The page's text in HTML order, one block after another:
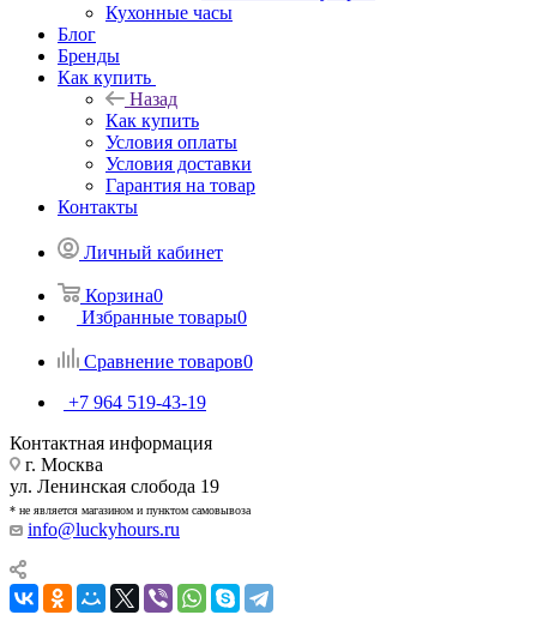
Кухонные часы
Блог
Бренды
Как купить
Назад
Как купить
Условия оплаты
Условия доставки
Гарантия на товар
Контакты
Личный кабинет
Корзина0
Избранные товары0
Сравнение товаров0
+7 964 519-43-19
Контактная информация
г. Москва
ул. Ленинская слобода 19
* не является магазином и пунктом самовывоза
info@luckyhours.ru